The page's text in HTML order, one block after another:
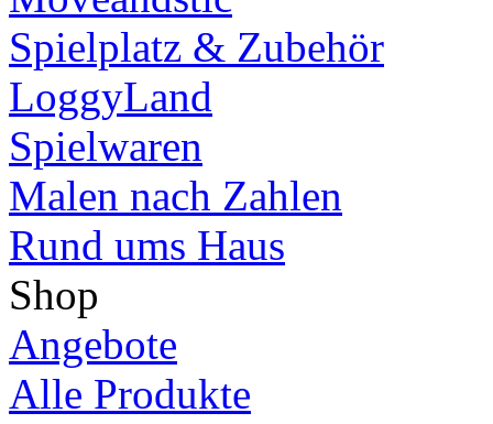
Spielplatz & Zubehör
LoggyLand
Spielwaren
Malen nach Zahlen
Rund ums Haus
Shop
Angebote
Alle Produkte